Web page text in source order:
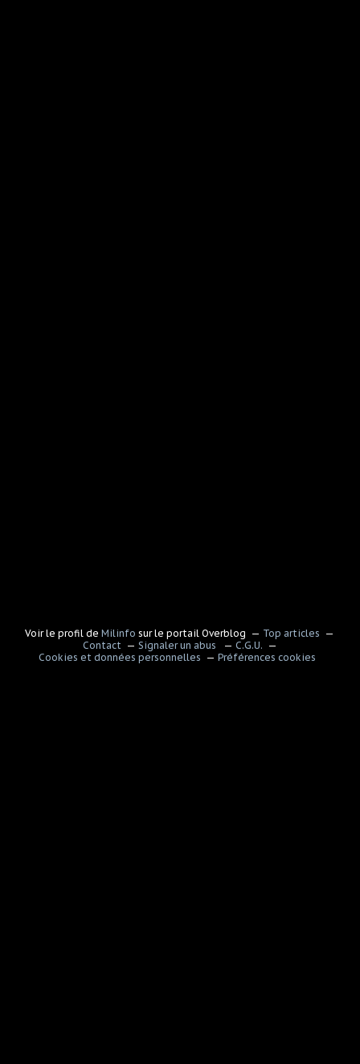
Voir le profil deMilinfo sur le portail Overblog
Top articles
Contact
Signaler un abus
C.G.U.
Cookies et données personnelles
Préférences cookies